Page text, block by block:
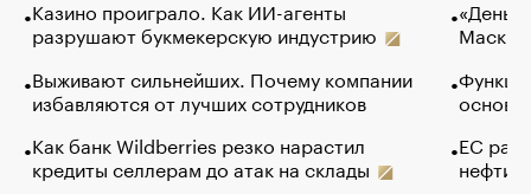
Казино проиграло. Как ИИ-агенты
разрушают букмекерскую индустрию
Выживают сильнейших. Почему компании
избавляются от лучших сотрудников
Как банк Wildberries резко нарастил
кредиты селлерам до атак на склады
Маск в
основ
ЕС
нефти